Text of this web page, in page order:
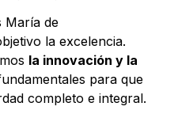
María de
la excelencia.
la innovación y la
para que
completo e integral.